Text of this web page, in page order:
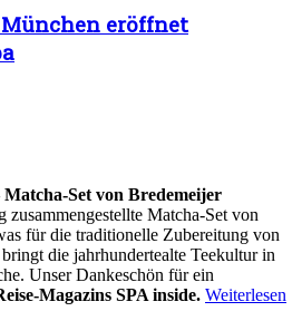
eröffnet
Matcha-Set von Bredemeijer
zusammengestellte Matcha-Set von
für die traditionelle Zubereitung von
die jahrhundertealte Teekultur in
Unser Dankeschön für ein
Magazins SPA inside. Weiterlesen